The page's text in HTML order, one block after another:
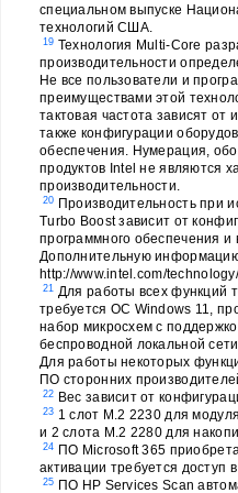
специальном выпуске
технологий США.
19 Технология Multi-Core
производительности
Не все пользователи и
преимуществами этой
тактовая частота зависят
также конфигурации
обеспечения. Нумерация,
продуктов Intel не являются
производительности.
20 Производительность при
Turbo Boost зависит от
программного обеспечения и
Дополнительную
http://www.intel.com/
21 Для работы всех функций
требуется ОС Windows 11,
набор микросхем с
беспроводной локальной
Для работы некоторых
ПО сторонних
22 Вес зависит от
23 1 слот M.2 2230 для
и 2 слота M.2 2280 для
24 ПО Microsoft 365
активации требуется доступ
25 ПО HP Services Scan